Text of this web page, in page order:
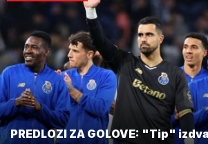
PREDLOZI ZA GOLOVE: "Tip"